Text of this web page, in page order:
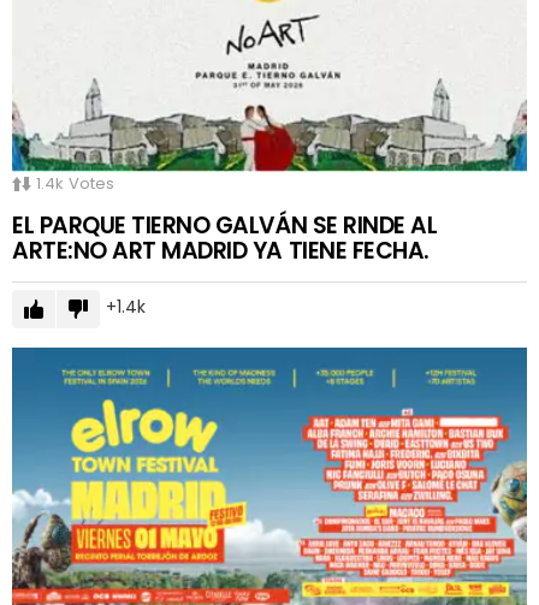
1.4k Votes
EL PARQUE TIERNO GALVÁN SE RINDE AL
ARTE:NO ART MADRID YA TIENE FECHA.
1.4k